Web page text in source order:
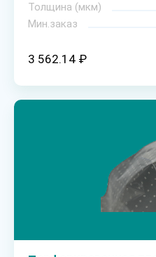
Толщина (мкм)
Мин.заказ
3 562.14 ₽